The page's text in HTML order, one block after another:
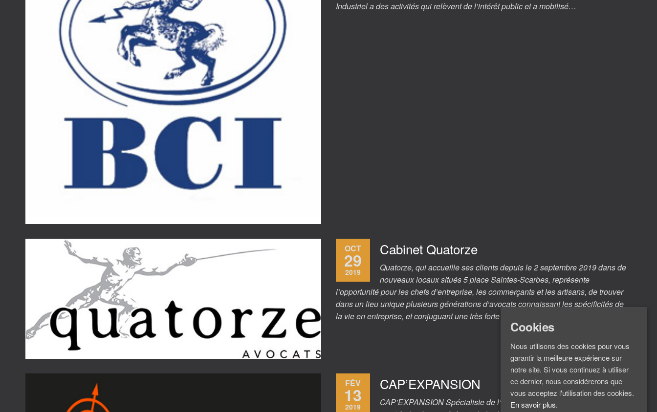
Industriel a des activités qui relèvent de l’intérêt public et a mobilisé…
OCT
29
2019
Cabinet Quatorze
Quatorze, qui accueille ses clients depuis le 2 septembre 2019 dans de
nouveaux locaux situés 5 place Saintes-Scarbes, représente
l’opportunité pour les chefs d’entreprise, les commerçants et les artisans, de trouver
dans un lieu unique plusieurs générations d’avocats connaissant les spécificités de
la vie en entreprise, et conjuguant une très forte expérience du contentieux avec…
FÉV
13
2019
CAP’EXPANSION
CAP’EXPANSION Spécialiste de l’objet publicitaire et du merchandising
Cookies
Nous utilisons des cookies pour vous
garantir la meilleure expérience sur
notre site. Si vous continuez à utiliser
ce dernier, nous considérerons que
vous acceptez l'utilisation des cookies.
En savoir plus.